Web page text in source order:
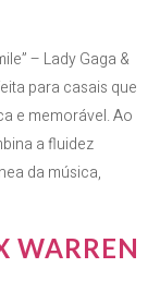
– Lady Gaga &
para casais que
e memorável. Ao
a fluidez
da música,
WARREN